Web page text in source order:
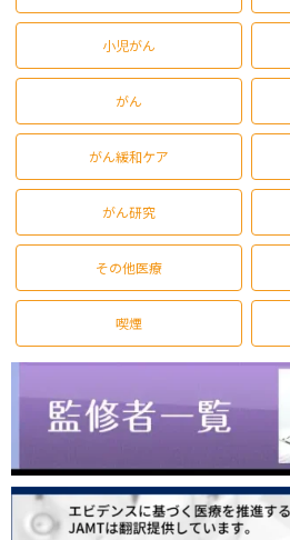
小児がん
がん
がん緩和ケア
がん研究
その他医療
喫煙